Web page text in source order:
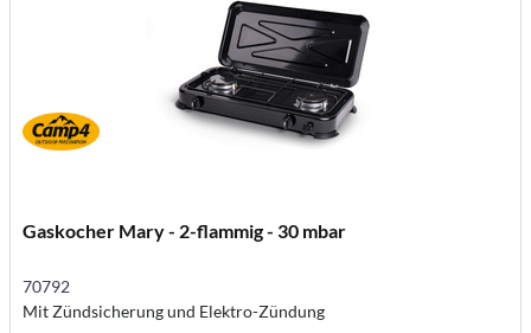
Gaskocher Mary - 2-flammig - 30 mbar
70792
Mit Zündsicherung und Elektro-Zündung